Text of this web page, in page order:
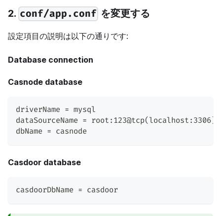
2. conf/app.conf を変更する
設定項目の説明は以下の通りです:
Database connection
Casnode database
driverName = mysql
dataSourceName = root:123@tcp(localhost:3306)/
dbName = casnode
Casdoor database
casdoorDbName = casdoor